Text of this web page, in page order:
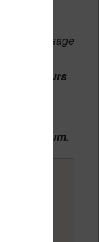
message
toujours
mettre
le forum.